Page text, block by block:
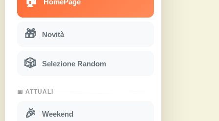
HomePage
🎁 Novità
🎲 Selezione Random
📅 ATTUALI
🎉 Weekend